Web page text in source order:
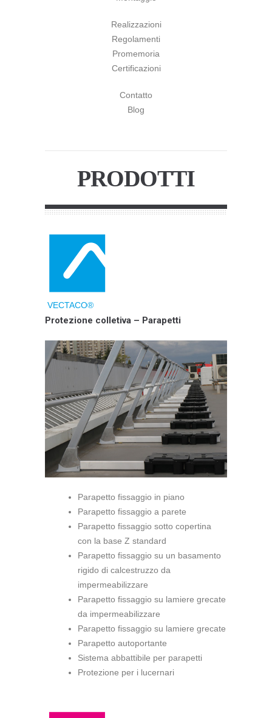
Realizzazioni
Regolamenti
Promemoria
Certificazioni
Contatto
Blog
PRODOTTI
VECTACO®
Protezione colletiva – Parapetti
Parapetto fissaggio in piano
Parapetto fissaggio a parete
Parapetto fissaggio sotto copertina
con la base Z standard
Parapetto fissaggio su un basamento
rigido di calcestruzzo da
impermeabilizzare
Parapetto fissaggio su lamiere grecate
da impermeabilizzare
Parapetto fissaggio su lamiere grecate
Parapetto autoportante
Sistema abbattibile per parapetti
Protezione per i lucernari